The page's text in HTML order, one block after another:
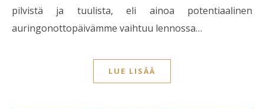
pilvistä ja tuulista, eli ainoa potentiaalinen
auringonottopäivämme vaihtuu lennossa…
LUE LISÄÄ